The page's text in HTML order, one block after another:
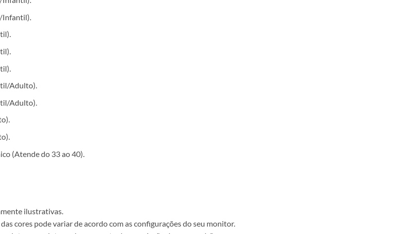
Infantil).
Adulto).
Adulto).
(Atende do 33 ao 40).
ilustrativas.
cores pode variar de acordo com as configurações do seu monitor.